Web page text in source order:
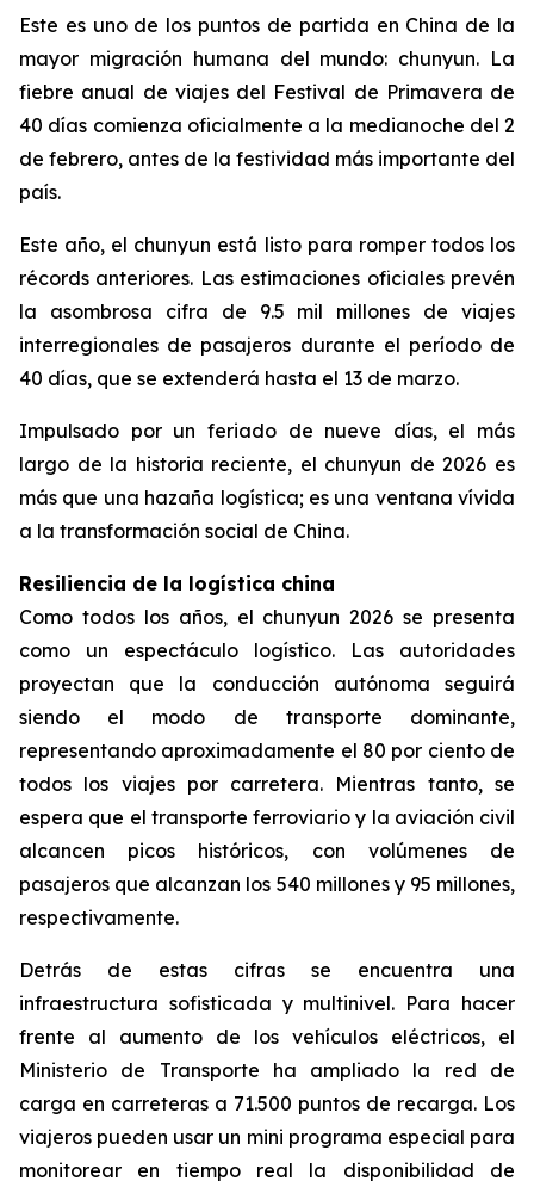
Este es uno de los puntos de partida en China de la
mayor migración humana del mundo: chunyun. La
fiebre anual de viajes del Festival de Primavera de
40 días comienza oficialmente a la medianoche del 2
de febrero, antes de la festividad más importante del
país.
Este año, el chunyun está listo para romper todos los
récords anteriores. Las estimaciones oficiales prevén
la asombrosa cifra de 9.5 mil millones de viajes
interregionales de pasajeros durante el período de
40 días, que se extenderá hasta el 13 de marzo.
Impulsado por un feriado de nueve días, el más
largo de la historia reciente, el chunyun de 2026 es
más que una hazaña logística; es una ventana vívida
a la transformación social de China.
Resiliencia de la logística china
Como todos los años, el chunyun 2026 se presenta
como un espectáculo logístico. Las autoridades
proyectan que la conducción autónoma seguirá
siendo el modo de transporte dominante,
representando aproximadamente el 80 por ciento de
todos los viajes por carretera. Mientras tanto, se
espera que el transporte ferroviario y la aviación civil
alcancen picos históricos, con volúmenes de
pasajeros que alcanzan los 540 millones y 95 millones,
respectivamente.
Detrás de estas cifras se encuentra una
infraestructura sofisticada y multinivel. Para hacer
frente al aumento de los vehículos eléctricos, el
Ministerio de Transporte ha ampliado la red de
carga en carreteras a 71.500 puntos de recarga. Los
viajeros pueden usar un mini programa especial para
monitorear en tiempo real la disponibilidad de